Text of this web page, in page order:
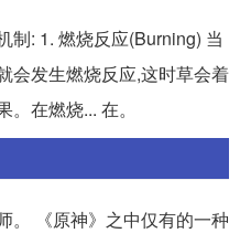
制: 1. 燃烧反应(Burning) 当
会发生燃烧反应,这时草会着
在燃烧... 在。
。 《原神》之中仅有的一种